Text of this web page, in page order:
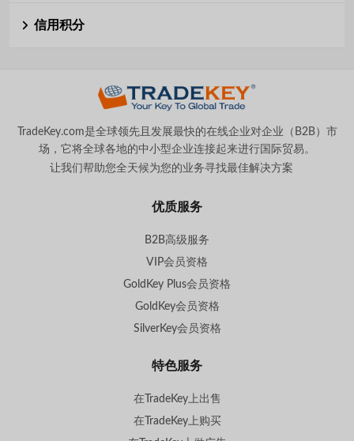
信用积分
TradeKey.com是全球领先且发展最快的在线企业对企业（B2B）市
场，它将全球各地的中小型企业连接起来进行国际贸易。
让我们帮助您全天候为您的业务寻找最佳解决方案
优质服务
B2B高级服务
VIP会员资格
GoldKey Plus会员资格
GoldKey会员资格
SilverKey会员资格
特色服务
在TradeKey上出售
在TradeKey上购买